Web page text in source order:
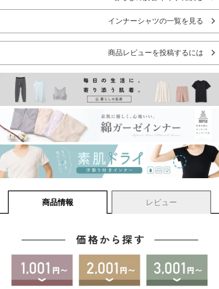
インナーシャツの一覧を見る
商品レビューを投稿するには
商品情報 レビュー